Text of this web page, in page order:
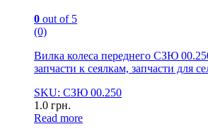
0 out of 5
(0)
Вилка колеса переднего СЗЮ
запчасти к сеялкам, запчасти для
SKU: СЗЮ 00.250
1.0 грн.
Read more